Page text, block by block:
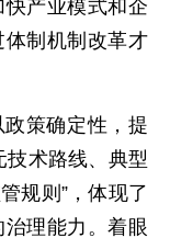
产业模式和企
制机制改革才
政策确定性，提
技术路线、典型
规则”，体现了
理能力。着眼